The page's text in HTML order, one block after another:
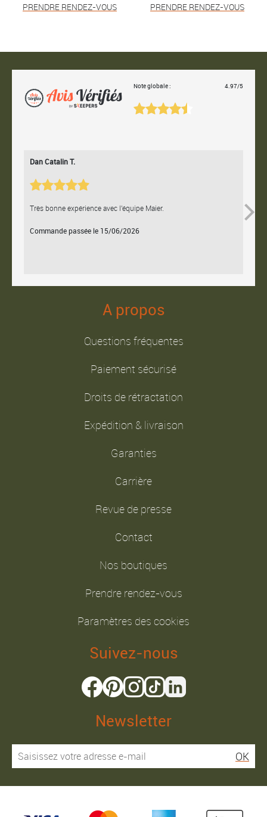
PRENDRE RENDEZ-VOUS PRENDRE RENDEZ-VOUS
Note globale : 4.97/5
Dan Catalin T.
Très bonne expérience avec l'équipe Maier.
Commande passée le 15/06/2026
A propos
Questions fréquentes
Paiement sécurisé
Droits de rétractation
Expédition & livraison
Garanties
Carrière
Revue de presse
Contact
Nos boutiques
Prendre rendez-vous
Paramètres des cookies
Suivez-nous
Newsletter
OK